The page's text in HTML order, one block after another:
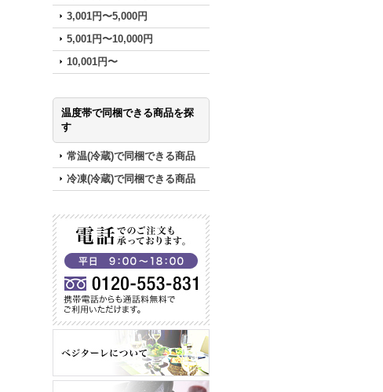
3,001円〜5,000円
5,001円〜10,000円
10,001円〜
温度帯で同梱できる商品を探
す
常温(冷蔵)で同梱できる商品
冷凍(冷蔵)で同梱できる商品